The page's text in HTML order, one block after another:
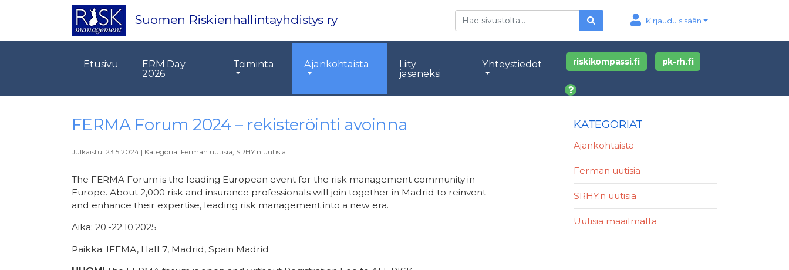
Suomen Riskienhallintayhdistys ry Kirjaudu sisään
Etsi
Etusivu
ERM Day
2026
Toiminta Ajankohtaista
Liity
jäseneksi
Yhteystiedot riskikompassi.fi pk-rh.fi
FERMA Forum 2024 – rekisteröinti avoinna
Julkaistu: 23.5.2024 | Kategoria: Ferman uutisia, SRHY:n uutisia
The FERMA Forum is the leading European event for the risk management community in
Europe. About 2,000 risk and insurance professionals will join together in Madrid to reinvent
and enhance their expertise, leading risk management into a new era.
Aika: 20.-22.10.2025
Paikka: IFEMA, Hall 7, Madrid, Spain Madrid
KATEGORIAT
Ajankohtaista
Ferman uutisia
SRHY:n uutisia
Uutisia maailmalta